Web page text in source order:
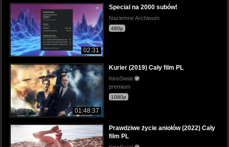
02:31
Special na 2000 subów!
Naziemne Archiwum
480p
01:48:37
Kurier (2019) Cały film PL
KinoSwiat
premium
1080p
Prawdziwe życie aniołów (2022) Cały
film PL